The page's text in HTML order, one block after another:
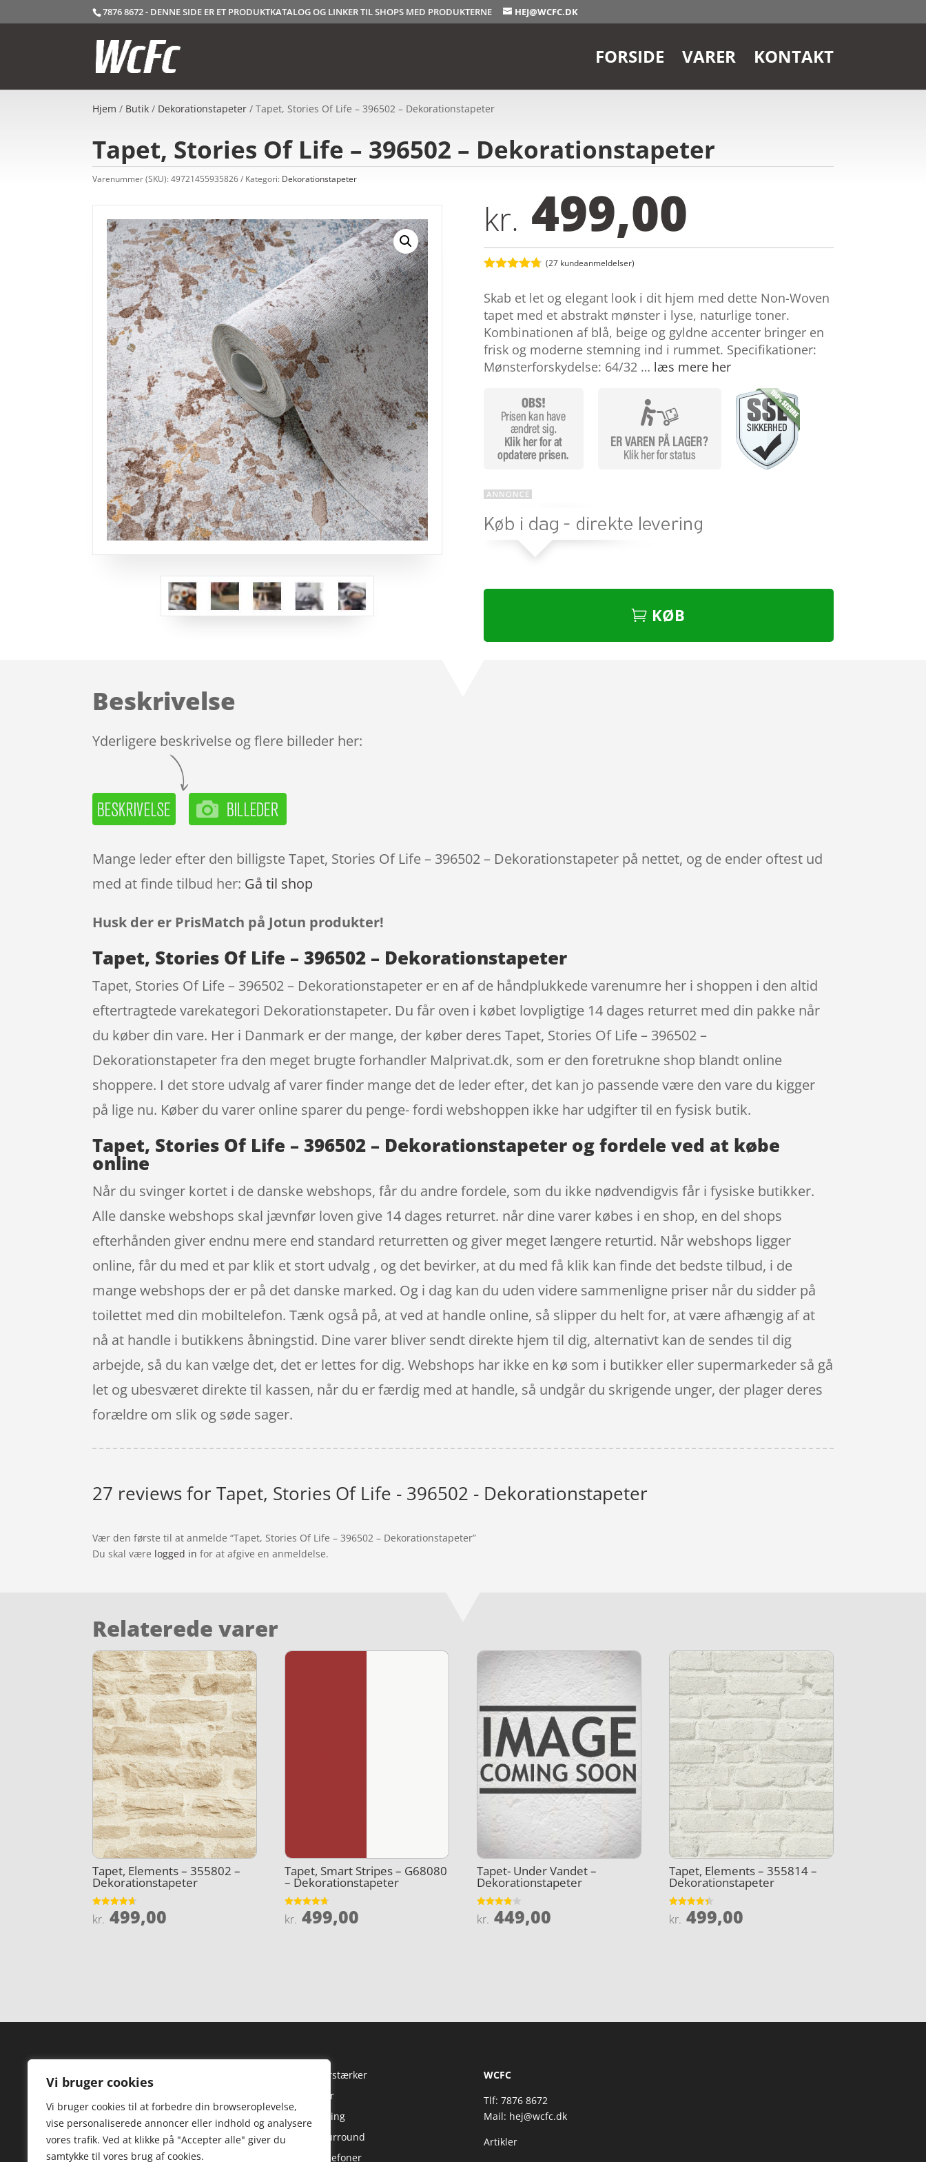
Vi bruger cookies
Vi bruger cookies til at forbedre din browseroplevelse,
vise personaliserede annoncer eller indhold og analysere
vores trafik. Ved at klikke på "Accepter alle" giver du
samtykke til vores brug af cookies.
7876 8672 - DENNE SIDE ER ET PRODUKTKATALOG OG LINKER TIL SHOPS MED PRODUKTERNE HEJ@WCFC.DK
FORSIDE VARER KONTAKT
Hjem / Butik / Dekorationstapeter / Tapet, Stories Of Life – 396502 – Dekorationstapeter
Tapet, Stories Of Life – 396502 – Dekorationstapeter
Varenummer (SKU):49721455935826 Kategori: Dekorationstapeter
kr. 499,00
ud af 5
baseret på
kundebedø
mmelser
(27kundeanmeldelser)
Skab et let og elegant look i dit hjem med dette Non-Woven
tapet med et abstrakt mønster i lyse, naturlige toner.
Kombinationen af blå, beige og gyldne accenter bringer en
frisk og moderne stemning ind i rummet. Specifikationer:
Mønsterforskydelse: 64/32 … læs mere her
KØB
Beskrivelse
Yderligere beskrivelse og flere billeder her:
Mange leder efter den billigste Tapet, Stories Of Life – 396502 – Dekorationstapeter på nettet, og de ender oftest ud
med at finde tilbud her: Gå til shop
Husk der er PrisMatch på Jotun produkter!
Tapet, Stories Of Life – 396502 – Dekorationstapeter
Tapet, Stories Of Life – 396502 – Dekorationstapeter er en af de håndplukkede varenumre her i shoppen i den altid
eftertragtede varekategori Dekorationstapeter. Du får oven i købet lovpligtige 14 dages returret med din pakke når
du køber din vare. Her i Danmark er der mange, der køber deres Tapet, Stories Of Life – 396502 –
Dekorationstapeter fra den meget brugte forhandler Malprivat.dk, som er den foretrukne shop blandt online
shoppere. I det store udvalg af varer finder mange det de leder efter, det kan jo passende være den vare du kigger
på lige nu. Køber du varer online sparer du penge- fordi webshoppen ikke har udgifter til en fysisk butik.
Tapet, Stories Of Life – 396502 – Dekorationstapeter og fordele ved at købe
online
Når du svinger kortet i de danske webshops, får du andre fordele, som du ikke nødvendigvis får i fysiske butikker.
Alle danske webshops skal jævnfør loven give 14 dages returret. når dine varer købes i en shop, en del shops
efterhånden giver endnu mere end standard returretten og giver meget længere returtid. Når webshops ligger
online, får du med et par klik et stort udvalg , og det bevirker, at du med få klik kan finde det bedste tilbud, i de
mange webshops der er på det danske marked. Og i dag kan du uden videre sammenligne priser når du sidder på
toilettet med din mobiltelefon. Tænk også på, at ved at handle online, så slipper du helt for, at være afhængig af at
nå at handle i butikkens åbningstid. Dine varer bliver sendt direkte hjem til dig, alternativt kan de sendes til dig
arbejde, så du kan vælge det, det er lettes for dig. Webshops har ikke en kø som i butikker eller supermarkeder så gå
let og ubesværet direkte til kassen, når du er færdig med at handle, så undgår du skrigende unger, der plager deres
forældre om slik og søde sager.
27 reviews forTapet, Stories Of Life - 396502 - Dekorationstapeter
Vær den første til at anmelde “Tapet, Stories Of Life – 396502 – Dekorationstapeter”
Du skal være logged in for at afgive en anmeldelse.
Relaterede varer
Tapet, Elements – 355802 –
Dekorationstapeter
Vurderet
4.6
kr. 499,00
Tapet, Smart Stripes – G68080
– Dekorationstapeter
Vurderet
4.7
kr. 499,00
Tapet- Under Vandet –
Dekorationstapeter
Vurderet
3.8
kr. 449,00
Tapet, Elements – 355814 –
Dekorationstapeter
Vurderet
4.4
kr. 499,00
Forside
Kontakt
HiFi Forstærker
Højtaler
Streaming
TV & Surround
Høretelefoner
WCFC
Tlf: 7876 8672
Mail: hej@wcfc.dk
Artikler